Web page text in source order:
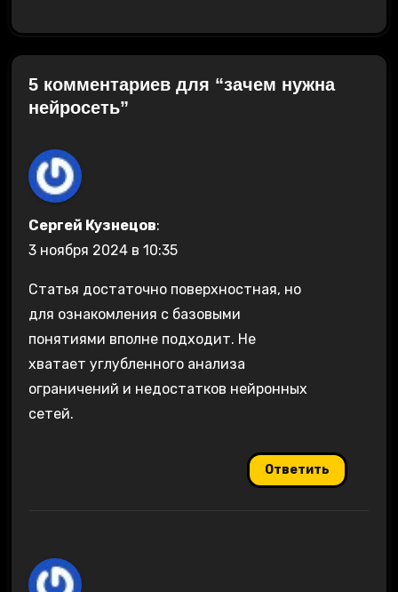
5 комментариев для “зачем нужна
нейросеть”
Сергей Кузнецов:
3 ноября 2024 в 10:35
Статья достаточно поверхностная, но
для ознакомления с базовыми
понятиями вполне подходит. Не
хватает углубленного анализа
ограничений и недостатков нейронных
сетей.
Ответить